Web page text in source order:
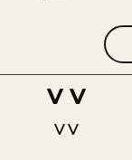
V V
V V